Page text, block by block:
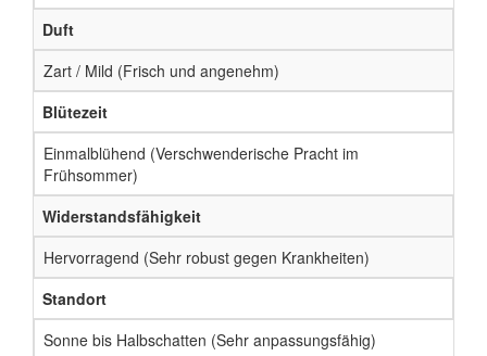
Duft
Zart / Mild (Frisch und angenehm)
Blütezeit
Einmalblühend (Verschwenderische Pracht im
Frühsommer)
Widerstandsfähigkeit
Hervorragend (Sehr robust gegen Krankheiten)
Standort
Sonne bis Halbschatten (Sehr anpassungsfähig)